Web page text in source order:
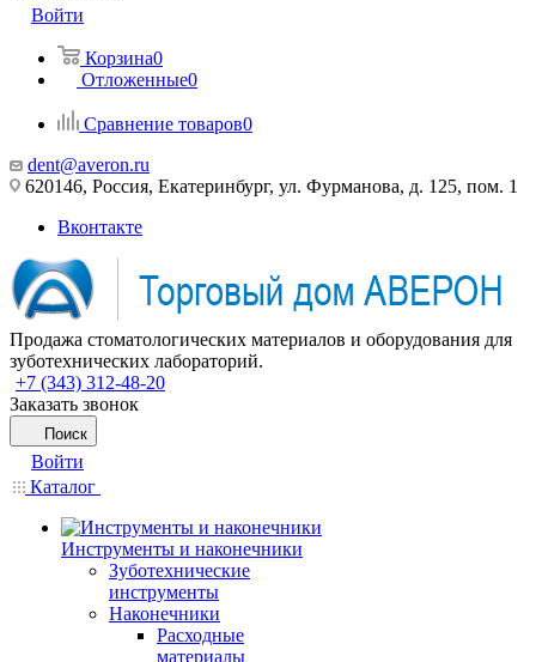
Войти
Корзина0
Отложенные0
Сравнение товаров0
dent@averon.ru
620146, Россия, Екатеринбург, ул. Фурманова, д. 125, пом. 1
Вконтакте
Продажа стоматологических материалов и оборудования для
зуботехнических лабораторий.
+7 (343) 312-48-20
Заказать звонок
Поиск
Войти
Каталог
Инструменты и наконечники
Зуботехнические
инструменты
Наконечники
Расходные
материалы